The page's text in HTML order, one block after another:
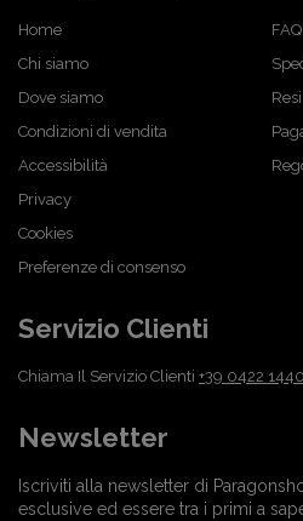
Home
Chi siamo
Dove siamo
Condizioni di vendita
Accessibilità
Privacy
Cookies
Preferenze di consenso
FAQ
Resi
Servizio Clienti
Chiama Il Servizio Clienti +39 0422
Newsletter
Iscriviti alla newsletter di
esclusive ed essere tra i primi a